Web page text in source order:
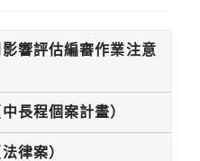
響評估編審作業注意
長程個案計畫）
律案）